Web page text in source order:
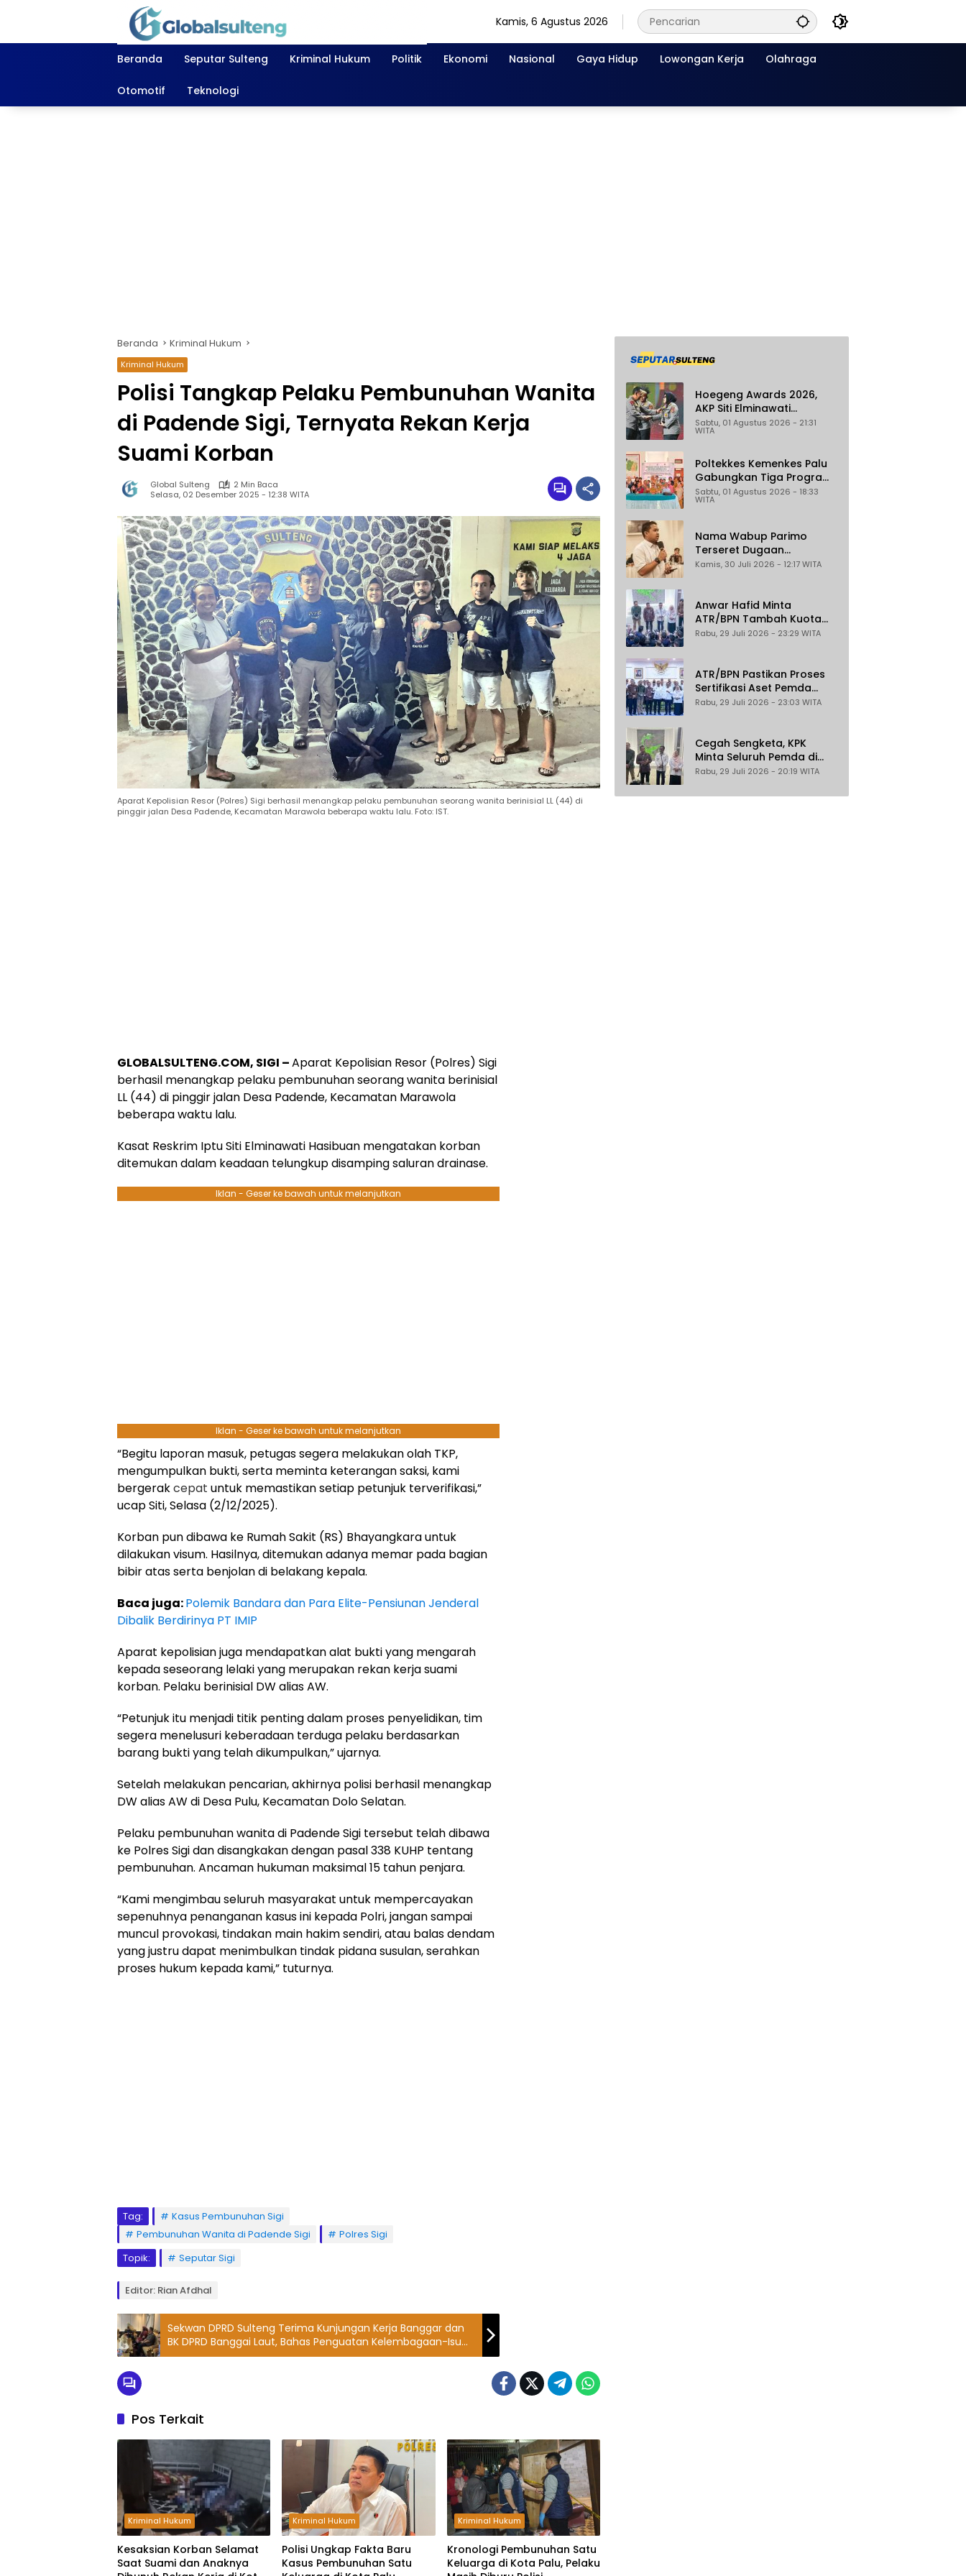
Kamis, 6 Agustus 2026
Beranda Seputar Sulteng Kriminal Hukum Politik Ekonomi Nasional Gaya Hidup Lowongan Kerja Olahraga
Otomotif Teknologi
Beranda Kriminal Hukum
Kriminal Hukum
Polisi Tangkap Pelaku Pembunuhan Wanita
di Padende Sigi, Ternyata Rekan Kerja
Suami Korban
Global Sulteng
2 Min Baca
Selasa, 02 Desember 2025 - 12:38 WITA
Aparat Kepolisian Resor (Polres) Sigi berhasil menangkap pelaku pembunuhan seorang wanita berinisial LL (44) di
pinggir jalan Desa Padende, Kecamatan Marawola beberapa waktu lalu. Foto: IST.
GLOBALSULTENG.COM, SIGI –Aparat Kepolisian Resor (Polres) Sigi
berhasil menangkap pelaku pembunuhan seorang wanita berinisial
LL (44) di pinggir jalan Desa Padende, Kecamatan Marawola
beberapa waktu lalu.
Kasat Reskrim Iptu Siti Elminawati Hasibuan mengatakan korban
ditemukan dalam keadaan telungkup disamping saluran drainase.
Iklan - Geser ke bawah untuk melanjutkan
Iklan - Geser ke bawah untuk melanjutkan
“Begitu laporan masuk, petugas segera melakukan olah TKP,
mengumpulkan bukti, serta meminta keterangan saksi, kami
bergerakcepat untuk memastikan setiap petunjuk terverifikasi,”
ucap Siti, Selasa (2/12/2025).
Korban pun dibawa ke Rumah Sakit (RS) Bhayangkara untuk
dilakukan visum. Hasilnya, ditemukan adanya memar pada bagian
bibir atas serta benjolan di belakang kepala.
Baca juga:Polemik Bandara dan Para Elite-Pensiunan Jenderal
Dibalik Berdirinya PT IMIP
Aparat kepolisian juga mendapatkan alat bukti yang mengarah
kepada seseorang lelaki yang merupakan rekan kerja suami
korban. Pelaku berinisial DW alias AW.
“Petunjuk itu menjadi titik penting dalam proses penyelidikan, tim
segera menelusuri keberadaan terduga pelaku berdasarkan
barang bukti yang telah dikumpulkan,” ujarnya.
Setelah melakukan pencarian, akhirnya polisi berhasil menangkap
DW alias AW di Desa Pulu, Kecamatan Dolo Selatan.
Pelaku pembunuhan wanita di Padende Sigi tersebut telah dibawa
ke Polres Sigi dan disangkakan dengan pasal 338 KUHP tentang
pembunuhan. Ancaman hukuman maksimal 15 tahun penjara.
“Kami mengimbau seluruh masyarakat untuk mempercayakan
sepenuhnya penanganan kasus ini kepada Polri, jangan sampai
muncul provokasi, tindakan main hakim sendiri, atau balas dendam
yang justru dapat menimbulkan tindak pidana susulan, serahkan
proses hukum kepada kami,” tuturnya.
Tag:
Kasus Pembunuhan Sigi
Pembunuhan Wanita di Padende Sigi
Polres Sigi
Topik:
Seputar Sigi
Editor: Rian Afdhal
Sekwan DPRD Sulteng Terima Kunjungan Kerja Banggar dan
BK DPRD Banggai Laut, Bahas Penguatan Kelembagaan-Isu
Strategis
Pos Terkait
Kriminal Hukum
Kesaksian Korban Selamat
Saat Suami dan Anaknya
Kriminal Hukum
Polisi Ungkap Fakta Baru
Kasus Pembunuhan Satu
Kriminal Hukum
Kronologi Pembunuhan Satu
Keluarga di Kota Palu, Pelaku
Hoegeng Awards 2026,
AKP Siti Elminawati
Dinobatkan sebagai Polisi
Pelindung Perempuan dan
Sabtu, 01 Agustus 2026 - 21:31
WITA
Poltekkes Kemenkes Palu
Gabungkan Tiga Program
Percepat Pencegahan
Stunting di Donggala
Sabtu, 01 Agustus 2026 - 18:33
WITA
Nama Wabup Parimo
Terseret Dugaan
Reklamasi Ilegal di
Penanganan Kasus ke
Penyidikan
Kamis, 30 Juli 2026 - 12:17 WITA
Anwar Hafid Minta
ATR/BPN Tambah Kuota
Program Sertifikasi Tanah
Rabu, 29 Juli 2026 - 23:29 WITA
ATR/BPN Pastikan Proses
Sertifikasi Aset Pemda
Gratis
Rabu, 29 Juli 2026 - 23:03 WITA
Cegah Sengketa, KPK
Minta Seluruh Pemda di
Sulteng Percepat
Daerah
Rabu, 29 Juli 2026 - 20:19 WITA